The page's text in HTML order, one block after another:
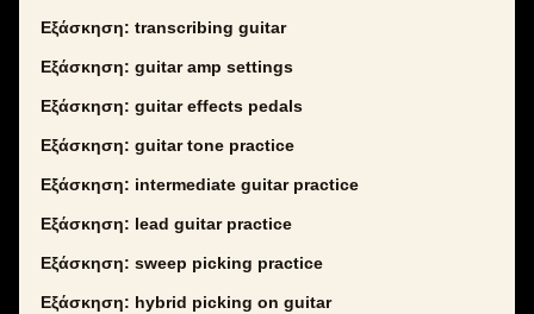
Εξάσκηση: transcribing guitar
Εξάσκηση: guitar amp settings
Εξάσκηση: guitar effects pedals
Εξάσκηση: guitar tone practice
Εξάσκηση: intermediate guitar practice
Εξάσκηση: lead guitar practice
Εξάσκηση: sweep picking practice
Εξάσκηση: hybrid picking on guitar